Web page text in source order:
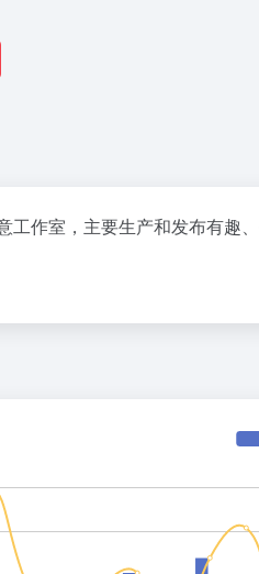
工作室，主要生产和发布有趣